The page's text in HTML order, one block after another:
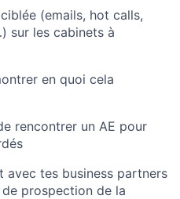
(emails, hot calls,
sur les cabinets à
en quoi cela
rencontrer un AE pour
avec tes business partners
prospection de la